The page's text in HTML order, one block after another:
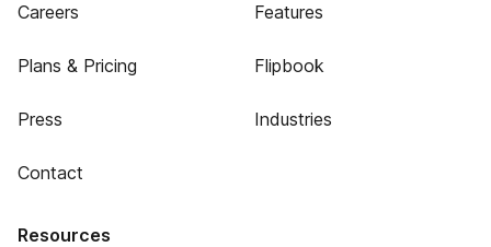
Careers
Plans & Pricing
Press
Contact
Features
Flipbook
Industries
Resources